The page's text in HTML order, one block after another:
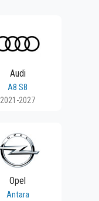
Audi
A8 S8
2021-2027
Opel
Antara